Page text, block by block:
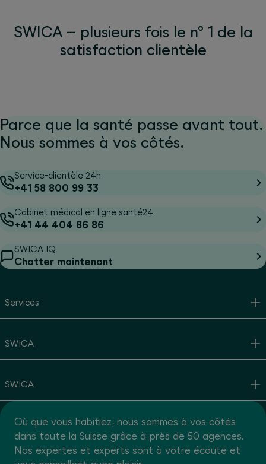
SWICA – plusieurs fois le n° 1 de la
satisfaction clientèle
Parce que la santé passe avant tout.
Nous sommes à vos côtés.
Service-clientèle 24h
+41 58 800 99 33
Cabinet médical en ligne santé24
+41 44 404 86 86
SWICA IQ
Chatter maintenant
Services
SWICA
SWICA
Où que vous habitiez, nous sommes à vos côtés
dans toute la Suisse grâce à près de 50 agences.
Nos expertes et experts sont à votre écoute et